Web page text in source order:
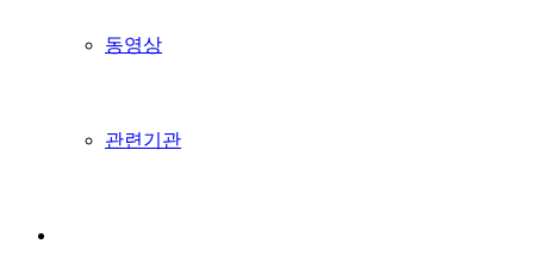
동영상
관련기관